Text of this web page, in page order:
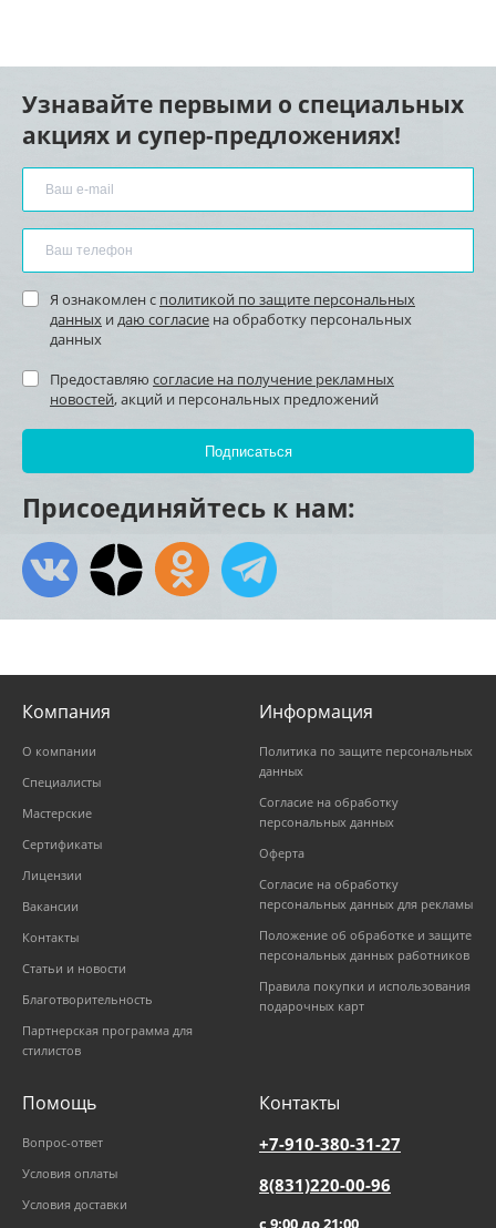
Узнавайте первыми о специальных
акциях и супер-предложениях!
Я ознакомлен с политикой по защите персональных
данных и даю согласие на обработку персональных
данных
Предоставляю согласие на получение рекламных
новостей, акций и персональных предложений
Присоединяйтесь к нам:
Компания
О компании
Специалисты
Мастерские
Сертификаты
Лицензии
Вакансии
Контакты
Статьи и новости
Благотворительность
Партнерская программа для
стилистов
Информация
Политика по защите персональных
данных
Согласие на обработку
персональных данных
Оферта
Согласие на обработку
персональных данных для рекламы
Положение об обработке и защите
персональных данных работников
Правила покупки и использования
подарочных карт
Помощь
Вопрос-ответ
Условия оплаты
Условия доставки
Контакты
+7-910-380-31-27
8(831)220-00-96
с 9:00 до 21:00